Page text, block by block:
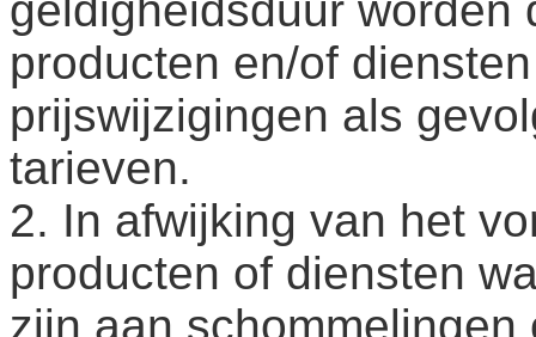
producten en/of
prijswijzigingen als
tarieven.
2. In afwijking van het
producten of diensten
zijn aan